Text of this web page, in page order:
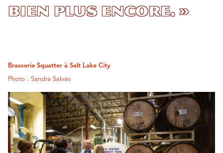
bien plus encore. »
Brasserie Squatter à Salt Lake City
Photo : Sandra Salvas